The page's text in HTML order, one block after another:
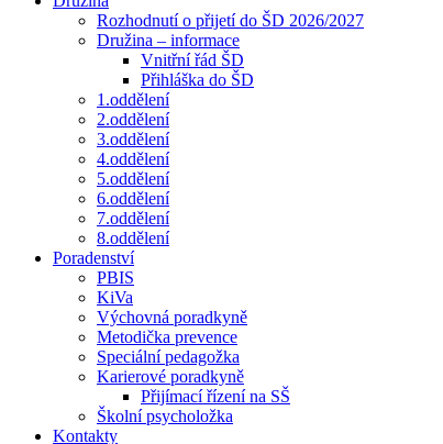
Rozhodnutí o přijetí do ŠD 2026/2027
Družina – informace
Vnitřní řád ŠD
Přihláška do ŠD
1.oddělení
2.oddělení
3.oddělení
4.oddělení
5.oddělení
6.oddělení
7.oddělení
8.oddělení
Poradenství
PBIS
KiVa
Výchovná poradkyně
Metodička prevence
Speciální pedagožka
Karierové poradkyně
Přijímací řízení na SŠ
Školní psycholožka
Kontakty